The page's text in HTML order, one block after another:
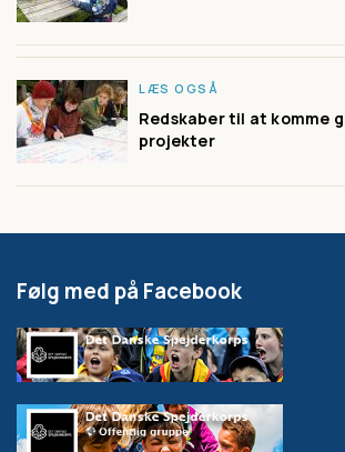
LÆS OGSÅ
Redskaber til at komme
projekter
Følg med på Facebook